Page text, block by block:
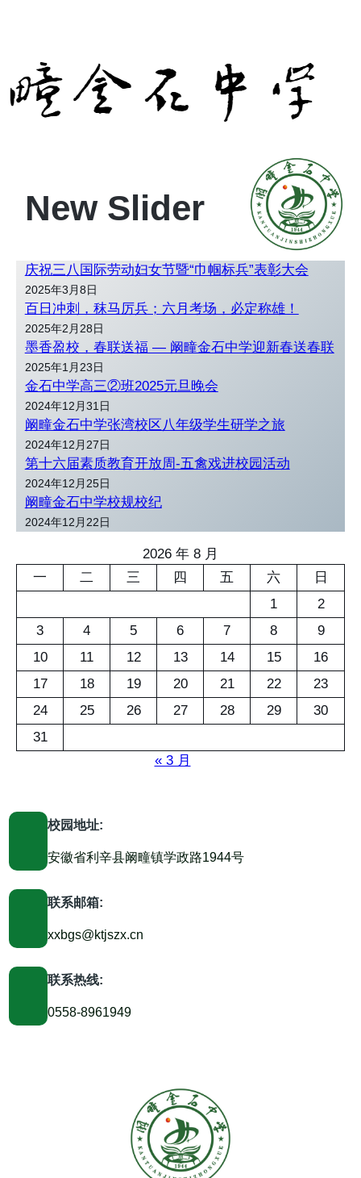
New Slider
庆祝三八国际劳动妇女节暨“巾帼标兵”表彰大会
2025年3月8日
百日冲刺，秣马厉兵；六月考场，必定称雄！
2025年2月28日
墨香盈校，春联送福 — 阚疃金石中学迎新春送春联
2025年1月23日
金石中学高三②班2025元旦晚会
2024年12月31日
阚疃金石中学张湾校区八年级学生研学之旅
2024年12月27日
第十六届素质教育开放周-五禽戏进校园活动
2024年12月25日
阚疃金石中学校规校纪
2024年12月22日
2026 年 8 月
一
二 三 四 五 六
日
1
2
3
4 5 6 7 8
9
10
11 12 13 14 15
16
17
18 19 20 21 22
23
24
25 26 27 28 29
30
31
« 3 月
校园地址:
安徽省利辛县阚疃镇学政路1944号
联系邮箱:
xxbgs@ktjszx.cn
联系热线:
0558-8961949